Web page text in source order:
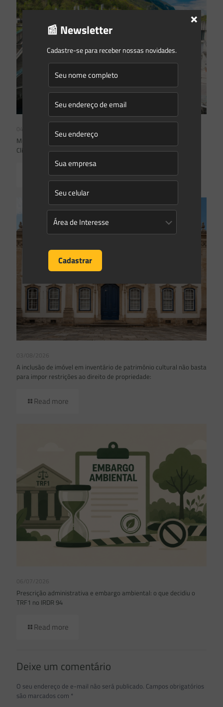
Mudanças climáticas, risco operacional e a relevância do Plano
Clima 2026 para as hidrelétricas
Read more
03/08/2026
A inclusão de imóvel em inventário de patrimônio cultural não basta
para impor restrições ao direito de propriedade:
Read more
06/07/2026
Prescrição administrativa e embargo ambiental: o que decidiu o
TRF1 no IRDR 94
Read more
Deixe um comentário
O seu endereço de e-mail não será publicado. Campos obrigatórios
são marcados com *
📰 Newsletter
Cadastre-se para receber nossas novidades.
×